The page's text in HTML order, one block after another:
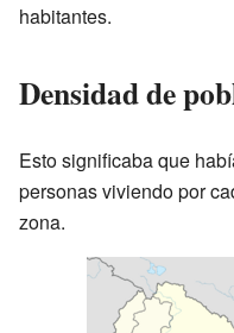
habitantes.
Densidad de
Esto significaba que
personas viviendo por
zona.